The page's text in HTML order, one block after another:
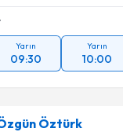
Yarın
09:30
Yarın
10:00
Öztürk